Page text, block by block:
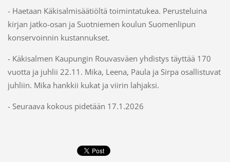
- Haetaan Käkisalmisäätiöltä toimintatukea. Perusteluina
kirjan jatko-osan ja Suotniemen koulun Suomenlipun
konservoinnin kustannukset.
- Käkisalmen Kaupungin Rouvasväen yhdistys täyttää 170
vuotta ja juhlii 22.11. Mika, Leena, Paula ja Sirpa osallistuvat
juhliin. Mika hankkii kukat ja viirin lahjaksi.
- Seuraava kokous pidetään 17.1.2026